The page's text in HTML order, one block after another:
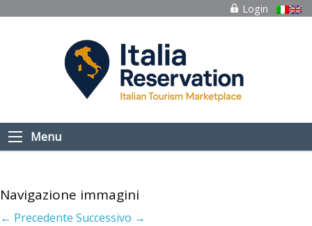
Login
Menu
Navigazione immagini
← Precedente Successivo →